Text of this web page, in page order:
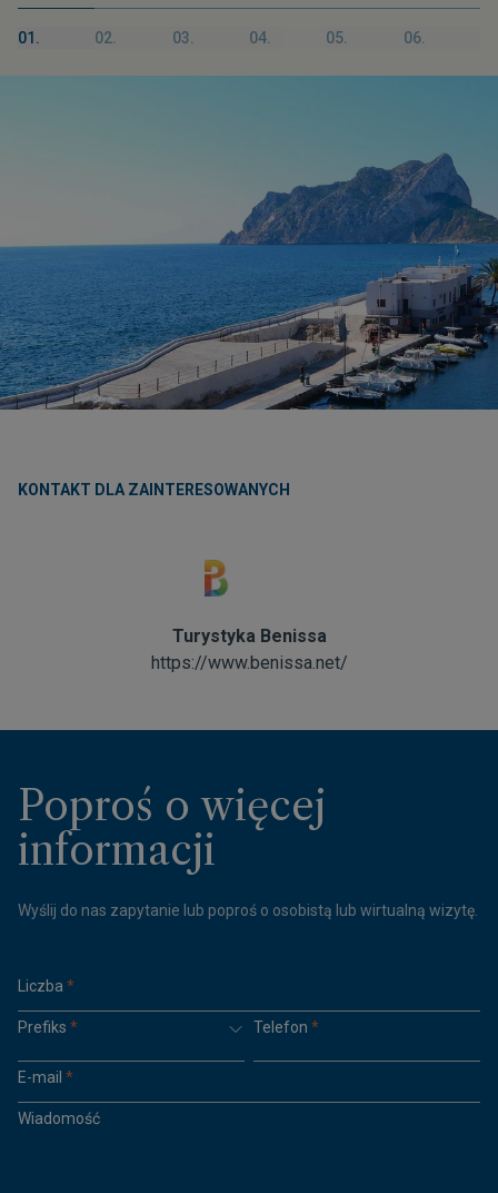
01. 02. 03. 04. 05. 06.
KONTAKT DLA ZAINTERESOWANYCH
Turystyka Benissa
https://www.benissa.net/
Poproś o więcej
informacji
Wyślij do nas zapytanie lub poproś o osobistą lub wirtualną wizytę.
Liczba *
Prefiks * Telefon *
E-mail *
Wiadomość